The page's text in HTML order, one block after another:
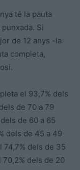
té la pauta
Si
de 12 anys -la
completa,
el 93,7% dels
de 70 a 79
de 60 a 65
dels de 45 a 49
74,7% dels de 35
dels de 20